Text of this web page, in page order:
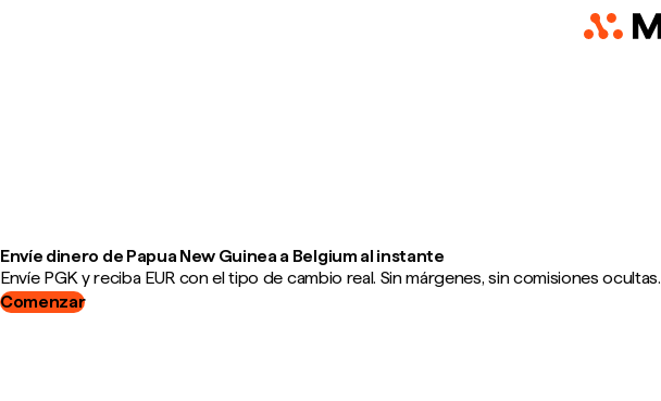
Envíe dinero de Papua New Guinea a Belgium al instante
Envíe PGK y reciba EUR con el tipo de cambio real. Sin márgenes, sin comisiones ocultas.
Comenzar